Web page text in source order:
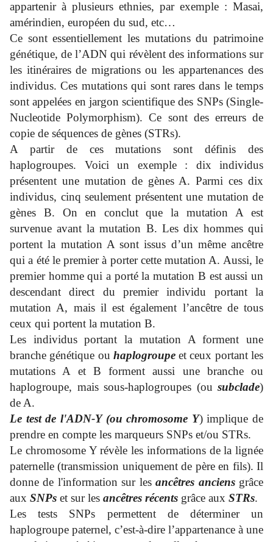
appartenir à plusieurs ethnies, par exemple : Masai,
amérindien, européen du sud, etc…
Ce sont essentiellement les mutations du patrimoine
génétique, de l’ADN qui révèlent des informations sur
les itinéraires de migrations ou les appartenances des
individus. Ces mutations qui sont rares dans le temps
sont appelées en jargon scientifique des SNPs (Single-
Nucleotide Polymorphism). Ce sont des erreurs de
copie de séquences de gènes (STRs).
A partir de ces mutations sont définis des
haplogroupes. Voici un exemple : dix individus
présentent une mutation de gènes A. Parmi ces dix
individus, cinq seulement présentent une mutation de
gènes B. On en conclut que la mutation A est
survenue avant la mutation B. Les dix hommes qui
portent la mutation A sont issus d’un même ancêtre
qui a été le premier à porter cette mutation A. Aussi, le
premier homme qui a porté la mutation B est aussi un
descendant direct du premier individu portant la
mutation A, mais il est également l’ancêtre de tous
ceux qui portent la mutation B.
Les individus portant la mutation A forment une
branche génétique ou haplogroupeet ceux portant les
mutations A et B forment aussi une branche ou
haplogroupe, mais sous-haplogroupes (ou subclade)
de A.
Le test de l'ADN-Y (ou chromosome Y) implique de
prendre en compte les marqueurs SNPs et/ou STRs.
Le chromosome Y révèle les informations de la lignée
paternelle (transmission uniquement de père en fils). Il
donne de l'information sur lesancêtres anciensgrâce
aux SNPs et sur les ancêtres récents grâce aux STRs.
Les tests SNPs permettent de déterminer un
haplogroupe paternel, c’est-à-dire l’appartenance à une